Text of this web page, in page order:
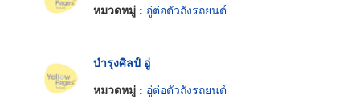
หมวดหมู่ : อู่ต่อตัวถังรถยนต์
บำรุงศิลป์ อู่
หมวดหมู่ : อู่ต่อตัวถังรถยนต์